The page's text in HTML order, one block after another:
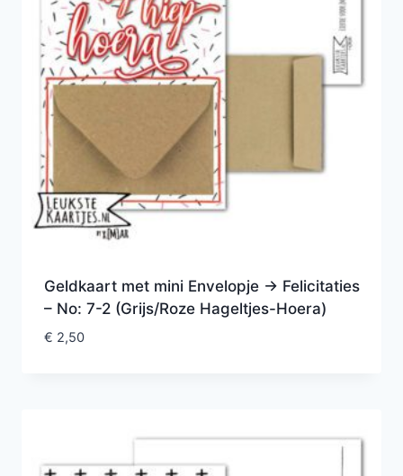
Geldkaart met mini Envelopje -> Felicitaties
– No: 7-2 (Grijs/Roze Hageltjes-Hoera)
€ 2,50